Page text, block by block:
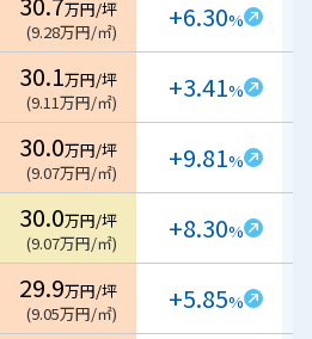
万円/坪
(9.28万円/㎡) +6.30%
30.1万円/坪
(9.11万円/㎡) +3.41%
30.0万円/坪
(9.07万円/㎡) +9.81%
30.0万円/坪
(9.07万円/㎡) +8.30%
29.9万円/坪
(9.05万円/㎡) +5.85%